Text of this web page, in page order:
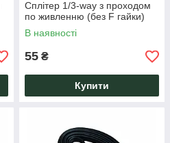
Сплітер 1/3-way з проходом
по живленню (без F гайки)
В наявності
55 ₴
Купити